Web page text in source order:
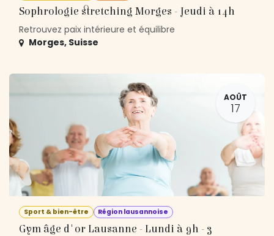
Sophrologie stretching Morges - Jeudi à 14h
Retrouvez paix intérieure et équilibre
Morges, Suisse
AOÛT
17
Sport & bien-être Région lausannoise
Gym âge d'or Lausanne - Lundi à 9h - 3